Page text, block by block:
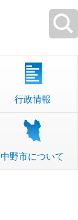
行政情報
中野市について